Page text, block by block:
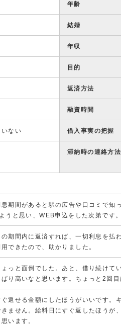
年齢
結婚
年収
目的
返済方法
融資時間
ない 借入事実の把握
滞納時の連絡方法
期間があると駅の広告や口コミで知
うと思い、WEB申込をした次第です。
期間内に返済すれば、一切利息を払
できたので、助かりました。
っと面倒でした。あと、借り続けて
り高いなと思います。ちょっと2回目
返せる金額にしたほうがいいです。
ません。給料日にすぐ返したほうが
います。